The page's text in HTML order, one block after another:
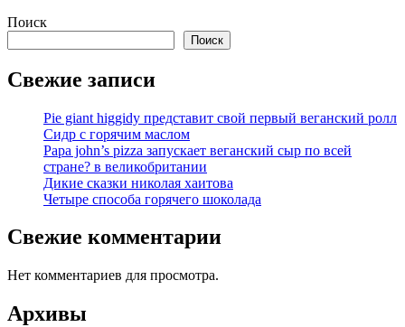
Поиск
Поиск
Свежие записи
Pie giant higgidy представит свой первый веганский ролл
Сидр с горячим маслом
Papa john’s pizza запускает веганский сыр по всей
стране? в великобритании
Дикие сказки николая хаитова
Четыре способа горячего шоколада
Свежие комментарии
Нет комментариев для просмотра.
Архивы